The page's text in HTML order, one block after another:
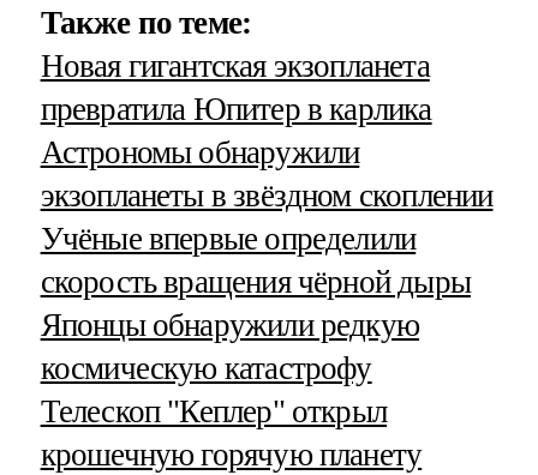
Также по теме:
Новая гигантская экзопланета
превратила Юпитер в карлика
Астрономы обнаружили
экзопланеты в звёздном скоплении
Учёные впервые определили
скорость вращения чёрной дыры
Японцы обнаружили редкую
космическую катастрофу
Телескоп "Кеплер" открыл
крошечную горячую планету